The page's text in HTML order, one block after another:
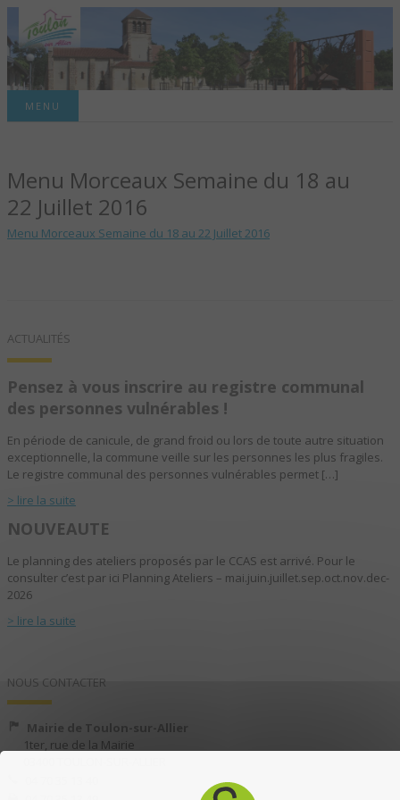
TOULON-SUR-
ALLIER – SITE
OFFICIEL DE LA
MENU
Menu Morceaux Semaine du 18 au
22 Juillet 2016
Menu Morceaux Semaine du 18 au 22 Juillet 2016
ACTUALITÉS
Pensez à vous inscrire au registre communal
des personnes vulnérables !
En période de canicule, de grand froid ou lors de toute autre situation
exceptionnelle, la commune veille sur les personnes les plus fragiles.
Le registre communal des personnes vulnérables permet […]
> lire la suite
NOUVEAUTE
Le planning des ateliers proposés par le CCAS est arrivé. Pour le
consulter c’est par ici Planning Ateliers – mai.juin.juillet.sep.oct.nov.dec-
2026
> lire la suite
NOUS CONTACTER
Mairie de Toulon-sur-Allier
1ter, rue de la Mairie